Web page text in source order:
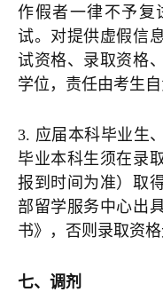
作假者一律不予复
试。对提供虚假信
试资格、录取资格
学位，责任由考生自
3. 应届本科毕业生
毕业本科生须在录
报到时间为准）取
部留学服务中心出
书》，否则录取资格
七、调剂